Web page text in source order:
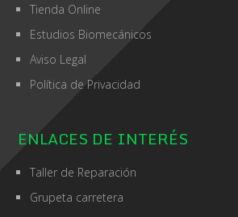
Tienda Online
Estudios Biomecánicos
Aviso Legal
Política de Privacidad
ENLACES DE INTERÉS
Taller de Reparación
Grupeta carretera